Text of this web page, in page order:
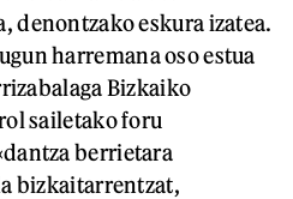
denontzako eskura izatea.
harremana oso estua
Bizkaiko
sailetako foru
berrietara
bizkaitarrentzat,